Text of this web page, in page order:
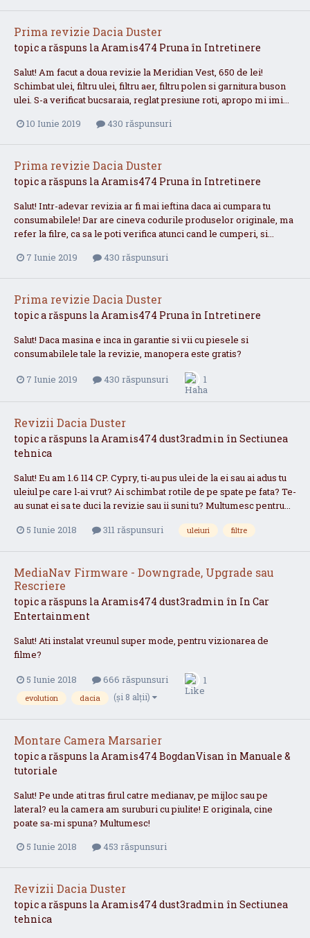
Prima revizie Dacia Duster
topic a răspuns la Aramis474 Pruna în Intretinere
Salut! Am facut a doua revizie la Meridian Vest, 650 de lei!
Schimbat ulei, filtru ulei, filtru aer, filtru polen si garnitura buson
ulei. S-a verificat bucsaraia, reglat presiune roti, apropo mi imi...
10 Iunie 2019
430 răspunsuri
Prima revizie Dacia Duster
topic a răspuns laAramis474 Pruna în Intretinere
Salut! Intr-adevar revizia ar fi mai ieftina daca ai cumpara tu
consumabilele! Dar are cineva codurile produselor originale, ma
refer la filre, ca sa le poti verifica atunci cand le cumperi, si...
7 Iunie 2019
430 răspunsuri
Prima revizie Dacia Duster
topic a răspuns laAramis474 Pruna în Intretinere
Salut! Daca masina e inca in garantie si vii cu piesele si
consumabilele tale la revizie, manopera este gratis?
7 Iunie 2019 430 răspunsuri 1
Revizii Dacia Duster
topic a răspuns laAramis474 dust3radmin în Sectiunea
tehnica
Salut! Eu am 1.6 114 CP. Cypry, ti-au pus ulei de la ei sau ai adus tu
uleiul pe care l-ai vrut? Ai schimbat rotile de pe spate pe fata? Te-
au sunat ei sa te duci la revizie sau ii suni tu? Multumesc pentru...
5 Iunie 2018
311 răspunsuri uleiuri filtre
MediaNav Firmware - Downgrade, Upgrade sau
Rescriere
topic a răspuns la Aramis474 dust3radmin în In Car
Entertainment
Salut! Ati instalat vreunul super mode, pentru vizionarea de
filme?
5 Iunie 2018 666 răspunsuri 1
evolution dacia (și 8 alții)
Montare Camera Marsarier
topic a răspuns laAramis474 BogdanVisan în Manuale &
tutoriale
Salut! Pe unde ati tras firul catre medianav, pe mijloc sau pe
lateral? eu la camera am suruburi cu piulite! E originala, cine
poate sa-mi spuna? Multumesc!
5 Iunie 2018
453 răspunsuri
Revizii Dacia Duster
topic a răspuns laAramis474 dust3radmin în Sectiunea
tehnica